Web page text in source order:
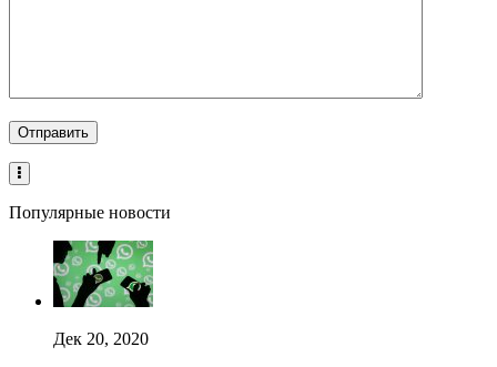
Популярные новости
Дек 20, 2020